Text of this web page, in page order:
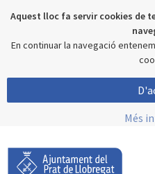
Aquest lloc fa servir cookies de
En continuar la navegació
Més